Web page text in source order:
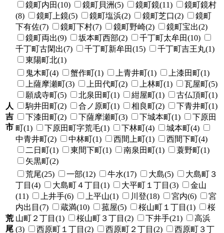
鏡町内田(10)
鏡町貝洲(5) 鏡町鏡(11)
鏡町鏡村
(8)
鏡町上鏡(5) 鏡町塩浜(2) 鏡町芝口(2)
鏡町
下有佐(7)
鏡町下村(7) 鏡町野崎(2)
鏡町宝出(2)
鏡町両出(9)
坂本町西部(2)
千丁町太牟田(10)
千丁町古閑出(7)
千丁町新牟田(15)
千丁町吉王丸(1)
東陽町北(1)
人
吉
市
鬼木町(4) 蟹作町(1) 上青井町(1)
上漆田町(1)
上薩摩瀬町(3)
上田代町(2) 上林町(1)
瓦屋町(5)
願成寺町(5)
北泉田町(1) 紺屋町(1)
古仏頂町(1)
駒井田町(2)
合ノ原町(1) 相良町(2)
下青井町(1)
下漆田町(2)
下薩摩瀬町(3) 下城本町(1)
下原田
町(1)
下原田町字荒毛(1) 下林町(4)
城本町(4)
中青井町(2)
中林町(1) 西間上町(1)
西間下町(4)
二日町(1)
東間下町(1) 南泉田町(1)
蓑野町(1)
矢黒町(2)
荒
尾
荒尾(25) 一部(12) 牛水(17) 大島(5)
大島町３
丁目(4)
大島町４丁目(1) 大平町１丁目(3)
金山
(11)
上井手(6) 上平山(1) 川登(18) 宮内(6)
宮
内出目(7)
蔵満(10) 菰屋(5) 桜山町１丁目(1)
桜
山町２丁目(1)
桜山町３丁目(2) 下井手(21)
高浜
(3)
西原町１丁目(2) 西原町２丁目(2)
西原町３丁